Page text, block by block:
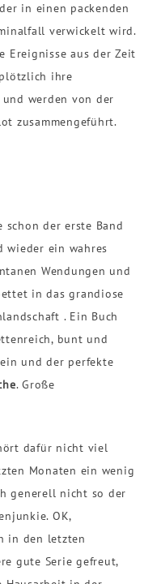
in einen packenden
verwickelt wird.
Ereignisse aus der Zeit
ihre
werden von der
zusammengeführt.
schon der erste Band
wieder ein wahres
Wendungen und
in das grandiose
. Ein Buch
bunt und
und der perfekte
. Große
dafür nicht viel
Monaten ein wenig
generell nicht so der
OK,
in den letzten
gute Serie gefreut,